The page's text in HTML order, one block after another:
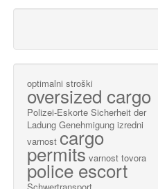
optimalni stroški
oversized cargo
Polizei-Eskorte Sicherheit der
Ladung Genehmigung izredni
varnost cargo
permits varnost tovora
police escort